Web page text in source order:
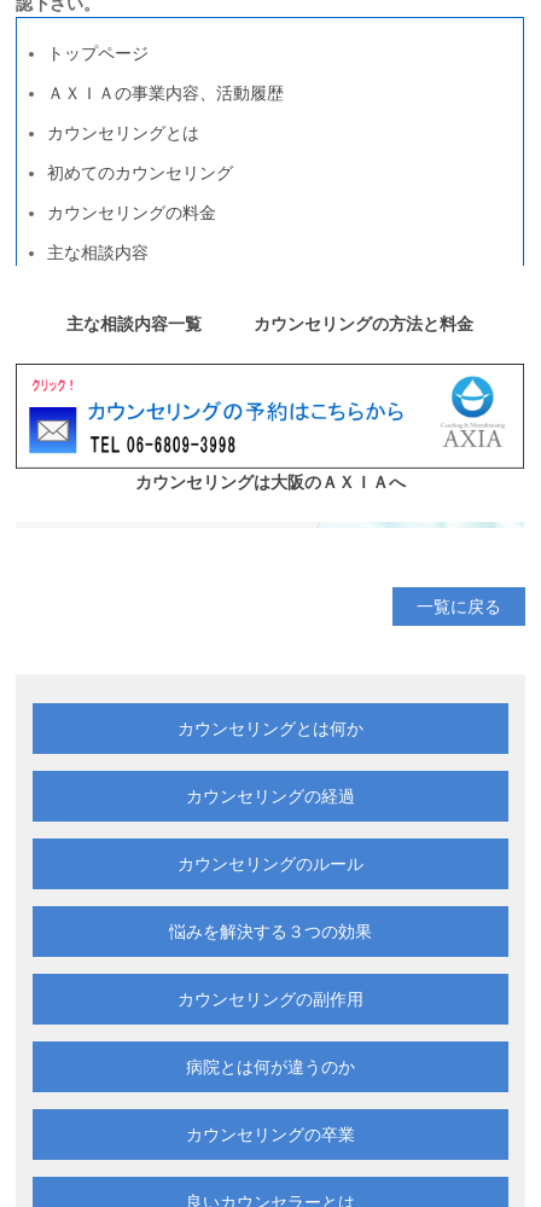
一覧に戻る
カウンセリングとは何か
カウンセリングの経過
カウンセリングのルール
悩みを解決する ３つの効果
カウンセリングの副作用
病院とは何が違うのか
カウンセリングの卒業
良いカウンセラーとは